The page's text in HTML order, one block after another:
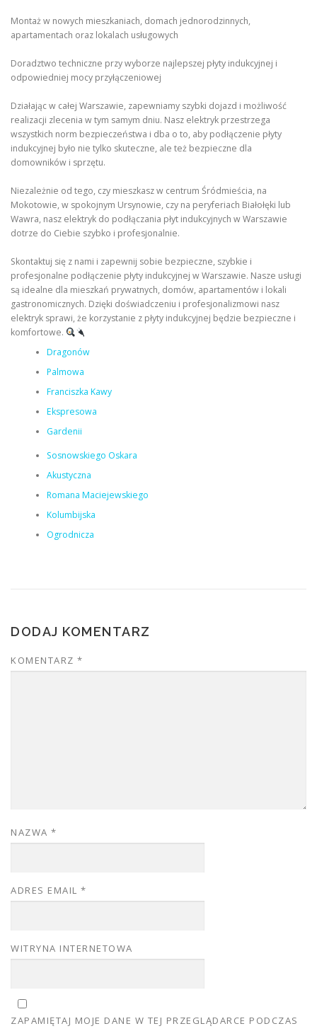
Montaż w nowych mieszkaniach, domach jednorodzinnych,
apartamentach oraz lokalach usługowych
Doradztwo techniczne przy wyborze najlepszej płyty indukcyjnej i
odpowiedniej mocy przyłączeniowej
Działając w całej Warszawie, zapewniamy szybki dojazd i możliwość
realizacji zlecenia w tym samym dniu. Nasz elektryk przestrzega
wszystkich norm bezpieczeństwa i dba o to, aby podłączenie płyty
indukcyjnej było nie tylko skuteczne, ale też bezpieczne dla
domowników i sprzętu.
Niezależnie od tego, czy mieszkasz w centrum Śródmieścia, na
Mokotowie, w spokojnym Ursynowie, czy na peryferiach Białołęki lub
Wawra, nasz elektryk do podłączania płyt indukcyjnych w Warszawie
dotrze do Ciebie szybko i profesjonalnie.
Skontaktuj się z nami i zapewnij sobie bezpieczne, szybkie i
profesjonalne podłączenie płyty indukcyjnej w Warszawie. Nasze usługi
są idealne dla mieszkań prywatnych, domów, apartamentów i lokali
gastronomicznych. Dzięki doświadczeniu i profesjonalizmowi nasz
elektryk sprawi, że korzystanie z płyty indukcyjnej będzie bezpieczne i
komfortowe.
Dragonów
Palmowa
Franciszka Kawy
Ekspresowa
Gardenii
Sosnowskiego Oskara
Akustyczna
Romana Maciejewskiego
Kolumbijska
Ogrodnicza
DODAJ KOMENTARZ
KOMENTARZ *
NAZWA *
ADRES EMAIL *
WITRYNA INTERNETOWA
ZAPAMIĘTAJ MOJE DANE W TEJ PRZEGLĄDARCE PODCZAS